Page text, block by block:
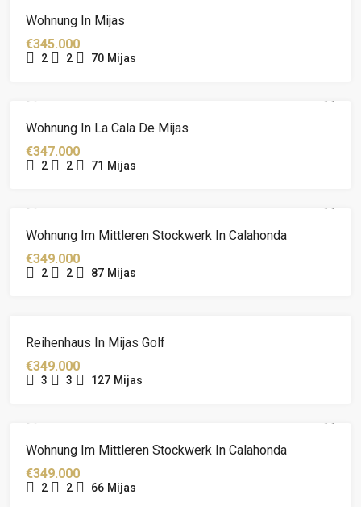
Wohnung In Mijas
€345.000
2 2 70 Mijas
Wohnung In La Cala De Mijas
€347.000
2 2 71 Mijas
Wohnung Im Mittleren Stockwerk In Calahonda
€349.000
2 2 87 Mijas
Reihenhaus In Mijas Golf
€349.000
3 3 127 Mijas
Wohnung Im Mittleren Stockwerk In Calahonda
€349.000
2 2 66 Mijas